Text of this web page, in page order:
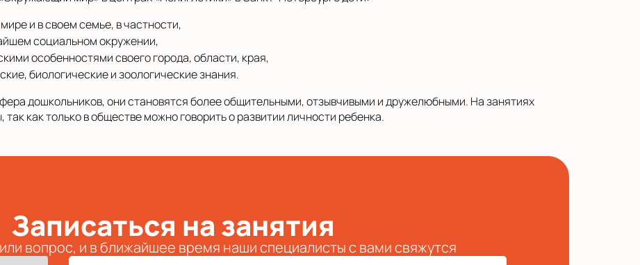
и в своем семье, в частности,
социальном окружении,
особенностями своего города, области, края,
биологические и зоологические знания.
дошкольников, они становятся более общительными, отзывчивыми и дружелюбными. На занятиях
как только в обществе можно говорить о развитии личности ребенка.
Записаться на занятия
вопрос, и в ближайшее время наши специалисты с вами свяжутся